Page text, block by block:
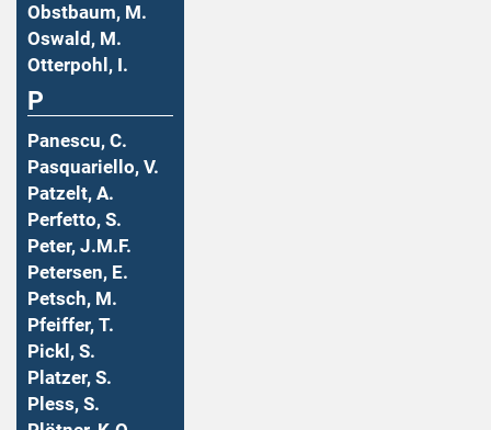
Obstbaum, M.
Oswald, M.
Otterpohl, I.
P
Panescu, C.
Pasquariello, V.
Patzelt, A.
Perfetto, S.
Peter, J.M.F.
Petersen, E.
Petsch, M.
Pfeiffer, T.
Pickl, S.
Platzer, S.
Pless, S.